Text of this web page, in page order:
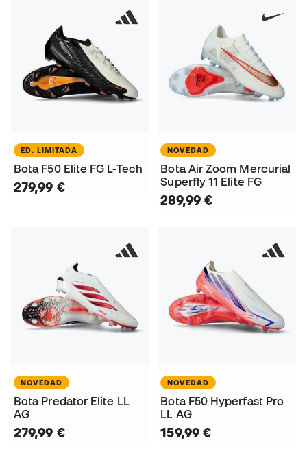
ED. LIMITADA
Bota F50 Elite FG L-Tech
279,99 €
NOVEDAD
Bota Air Zoom Mercurial
Superfly 11 Elite FG
289,99 €
NOVEDAD
Bota Predator Elite LL
AG
279,99 €
NOVEDAD
Bota F50 Hyperfast Pro
LL AG
159,99 €